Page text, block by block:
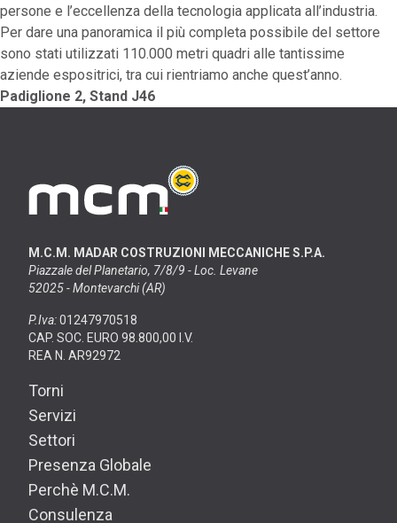
persone e l’eccellenza della tecnologia applicata all’industria.
Per dare una panoramica il più completa possibile del settore
sono stati utilizzati 110.000 metri quadri alle tantissime
aziende espositrici, tra cui rientriamo anche quest’anno.
Padiglione 2, Stand J46
M.C.M. MADAR COSTRUZIONI MECCANICHE S.P.A.
Piazzale del Planetario, 7/8/9 - Loc. Levane
52025 - Montevarchi (AR)
P.Iva:01247970518
CAP. SOC. EURO 98.800,00 I.V.
REA N. AR92972
Torni
Servizi
Settori
Presenza Globale
Perchè M.C.M.
Consulenza